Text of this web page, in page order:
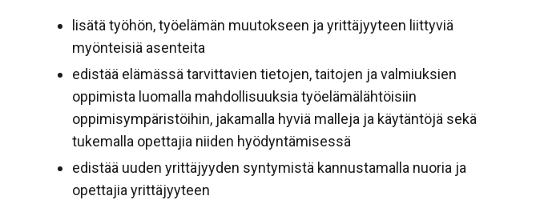
lisätä työhön, työelämän muutokseen ja yrittäjyyteen liittyviä
myönteisiä asenteita
edistää elämässä tarvittavien tietojen, taitojen ja valmiuksien
oppimista luomalla mahdollisuuksia työelämälähtöisiin
oppimisympäristöihin, jakamalla hyviä malleja ja käytäntöjä sekä
tukemalla opettajia niiden hyödyntämisessä
edistää uuden yrittäjyyden syntymistä kannustamalla nuoria ja
opettajia yrittäjyyteen